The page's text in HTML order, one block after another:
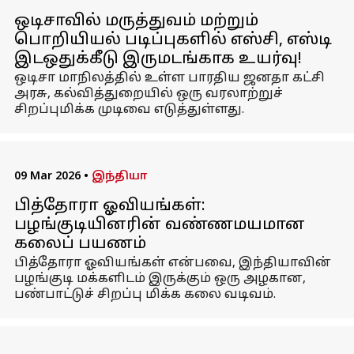
ஒடிசாவில் மருத்துவம் மற்றும்
பொறியியல் படிப்புகளில் எஸ்சி, எஸ்டி
இடஒதுக்கீடு இருமடங்காக உயர்வு!
ஒடிசா மாநிலத்தில் உள்ள பாரதிய ஜனதா கட்சி
அரசு, கல்வித்துறையில் ஒரு வரலாற்றுச்
சிறப்புமிக்க முடிவை எடுத்துள்ளது.
09 Mar 2026 • இந்தியா
பித்தோரா ஓவியங்கள்:
பழங்குடியினரின் வண்ணமயமான
கலைப் பயணம்
பித்தோரா ஓவியங்கள் என்பவை, இந்தியாவின்
பழங்குடி மக்களிடம் இருக்கும் ஒரு அழகான,
பண்பாட்டுச் சிறப்பு மிக்க கலை வடிவம்.